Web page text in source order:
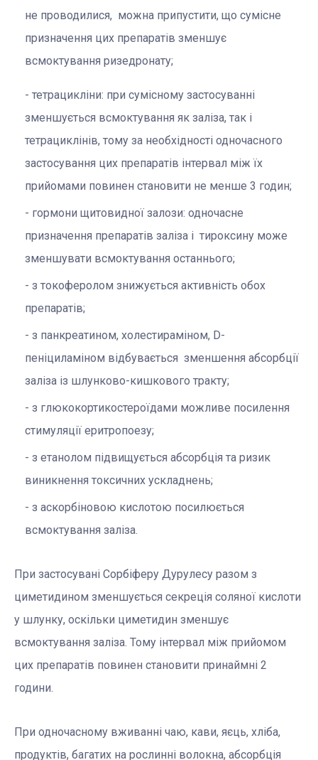
не проводилися, можна припустити, що сумісне
призначення цих препаратів зменшує
всмоктування ризедронату;
тетрацикліни: при сумісному застосуванні
зменшується всмоктування як заліза, так і
тетрациклінів, тому за необхідності одночасного
застосування цих препаратів інтервал між їх
прийомами повинен становити не менше 3 годин;
гормони щитовидної залози: одночасне
призначення препаратів заліза і тироксину може
зменшувати всмоктування останнього;
з токоферолом знижується активність обох
препаратів;
з панкреатином, холестираміном, D-
пеніциламіном відбувається зменшення абсорбції
заліза із шлунково-кишкового тракту;
з глюкокортикостероїдами можливе посилення
стимуляції еритропоезу;
з етанолом підвищується абсорбція та ризик
виникнення токсичних ускладнень;
з аскорбіновою кислотою посилюється
всмоктування заліза.
При застосувані Сорбіферу Дурулесу разом з
циметидином зменшується секреція соляної кислоти
у шлунку, оскільки циметидин зменшує
всмоктування заліза. Тому інтервал між прийомом
цих препаратів повинен становити принаймні 2
години.
При одночасному вживанні чаю, кави, яєць, хліба,
продуктів, багатих на рослинні волокна, абсорбція